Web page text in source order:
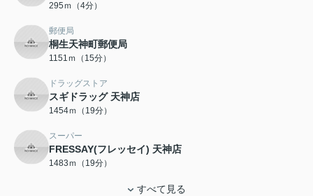
295ｍ（4分）
郵便局
桐生天神町郵便局
1151ｍ（15分）
ドラッグストア
スギドラッグ 天神店
1454ｍ（19分）
スーパー
FRESSAY(フレッセイ) 天神店
1483ｍ（19分）
すべて見る